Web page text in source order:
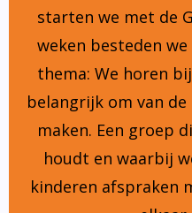
starten we met de
weken besteden
thema: We horen
belangrijk om van
maken. Een groep
houdt en waarbij
kinderen afspraken